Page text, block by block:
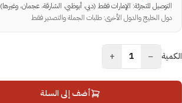
التوصيل للتجزئة: الإمارات فقط (دبي، أبوظبي، الشارقة، عجمان، وغيرها)
دول الخليج والدول الأخرى: طلبات الجملة والتصدير فقط
الكمية −
1
+
أضف إلى السلة